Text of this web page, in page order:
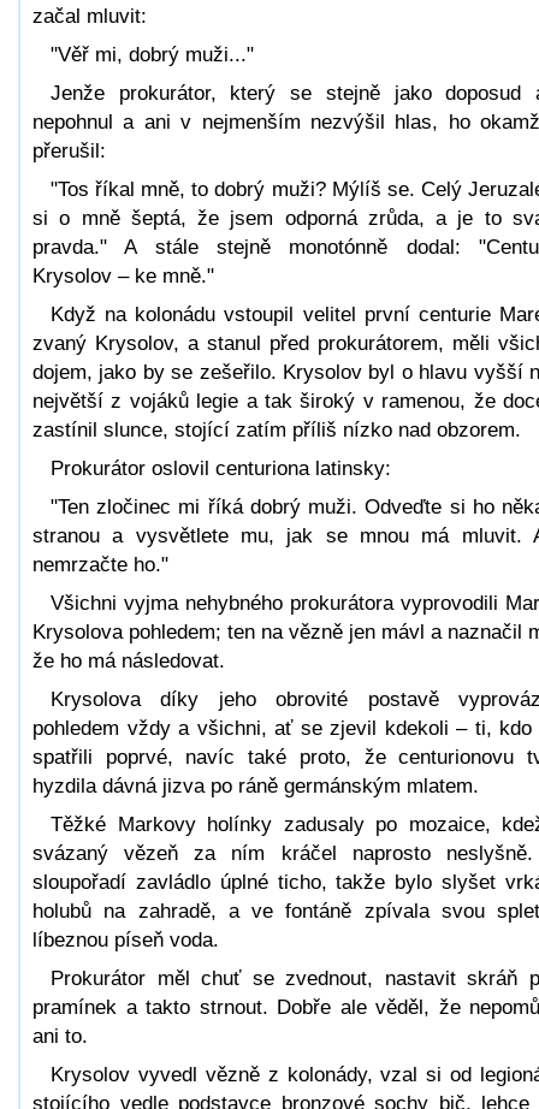
začal mluvit:
"Věř mi, dobrý muži..."
Jenže prokurátor, který se stejně jako doposud
nepohnul a ani v nejmenším nezvýšil hlas, ho
přerušil:
"Tos říkal mně, to dobrý muži? Mýlíš se. Celý
si o mně šeptá, že jsem odporná zrůda, a je to
pravda." A stále stejně monotónně dodal:
Krysolov – ke mně."
Když na kolonádu vstoupil velitel první centurie
zvaný Krysolov, a stanul před prokurátorem, měli
dojem, jako by se zešeřilo. Krysolov byl o hlavu vyšší
největší z vojáků legie a tak široký v ramenou, že
zastínil slunce, stojící zatím příliš nízko nad obzorem.
Prokurátor oslovil centuriona latinsky:
"Ten zločinec mi říká dobrý muži. Odveďte si ho
stranou a vysvětlete mu, jak se mnou má mluvit.
nemrzačte ho."
Všichni vyjma nehybného prokurátora vyprovodili
Krysolova pohledem; ten na vězně jen mávl a naznačil
že ho má následovat.
Krysolova díky jeho obrovité postavě
pohledem vždy a všichni, ať se zjevil kdekoli – ti, kdo
spatřili poprvé, navíc také proto, že centurionovu
hyzdila dávná jizva po ráně germánským mlatem.
Těžké Markovy holínky zadusaly po mozaice,
svázaný vězeň za ním kráčel naprosto
sloupořadí zavládlo úplné ticho, takže bylo slyšet
holubů na zahradě, a ve fontáně zpívala svou
líbeznou píseň voda.
Prokurátor měl chuť se zvednout, nastavit skráň
pramínek a takto strnout. Dobře ale věděl, že
ani to.
Krysolov vyvedl vězně z kolonády, vzal si od
stojícího vedle podstavce bronzové sochy bič, lehce